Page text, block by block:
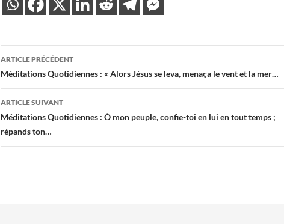
Navigation
des
articles
ARTICLE PRÉCÉDENT
Méditations Quotidiennes : « Alors Jésus se leva, menaça le vent et la mer…
ARTICLE SUIVANT
Méditations Quotidiennes : Ô mon peuple, confie-toi en lui en tout temps ;
répands ton…